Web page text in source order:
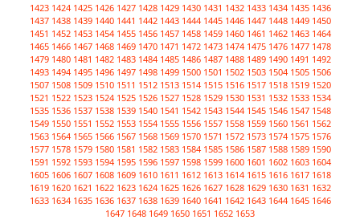
1423 1424 1425 1426 1427 1428 1429 1430 1431 1432 1433 1434 1435 1436
1437 1438 1439 1440 1441 1442 1443 1444 1445 1446 1447 1448 1449 1450
1451 1452 1453 1454 1455 1456 1457 1458 1459 1460 1461 1462 1463 1464
1465 1466 1467 1468 1469 1470 1471 1472 1473 1474 1475 1476 1477 1478
1479 1480 1481 1482 1483 1484 1485 1486 1487 1488 1489 1490 1491 1492
1493 1494 1495 1496 1497 1498 1499 1500 1501 1502 1503 1504 1505 1506
1507 1508 1509 1510 1511 1512 1513 1514 1515 1516 1517 1518 1519 1520
1521 1522 1523 1524 1525 1526 1527 1528 1529 1530 1531 1532 1533 1534
1535 1536 1537 1538 1539 1540 1541 1542 1543 1544 1545 1546 1547 1548
1549 1550 1551 1552 1553 1554 1555 1556 1557 1558 1559 1560 1561 1562
1563 1564 1565 1566 1567 1568 1569 1570 1571 1572 1573 1574 1575 1576
1577 1578 1579 1580 1581 1582 1583 1584 1585 1586 1587 1588 1589 1590
1591 1592 1593 1594 1595 1596 1597 1598 1599 1600 1601 1602 1603 1604
1605 1606 1607 1608 1609 1610 1611 1612 1613 1614 1615 1616 1617 1618
1619 1620 1621 1622 1623 1624 1625 1626 1627 1628 1629 1630 1631 1632
1633 1634 1635 1636 1637 1638 1639 1640 1641 1642 1643 1644 1645 1646
1647 1648 1649 1650 1651 1652 1653